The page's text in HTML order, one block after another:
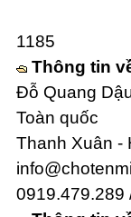
1185
Thông tin
Đỗ Quang
Toàn quốc
Thanh Xuân -
0919.479.289